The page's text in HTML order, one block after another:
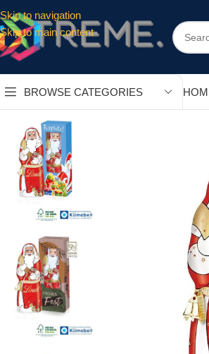
Skip to navigation
Skip to main content
BROWSE CATEGORIES